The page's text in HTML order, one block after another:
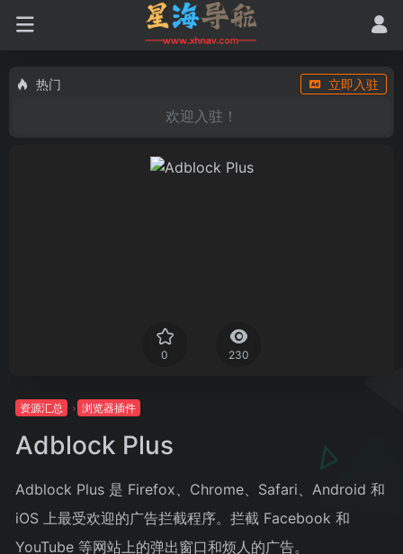
热门 立即入驻
欢迎入驻！
0 230
资源汇总 浏览器插件
Adblock Plus
Adblock Plus 是 Firefox、Chrome、Safari、Android 和
iOS 上最受欢迎的广告拦截程序。拦截 Facebook 和
YouTube 等网站上的弹出窗口和烦人的广告。